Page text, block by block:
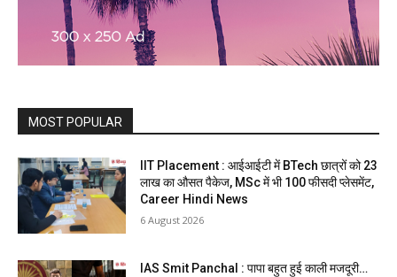
MOST POPULAR
IIT Placement : आईआईटी में BTech छात्रों को 23
लाख का औसत पैकेज, MSc में भी 100 फीसदी प्लेसमेंट,
Career Hindi News
6 August 2026
IAS Smit Panchal : पापा बहुत हुई काली मजदूरी…